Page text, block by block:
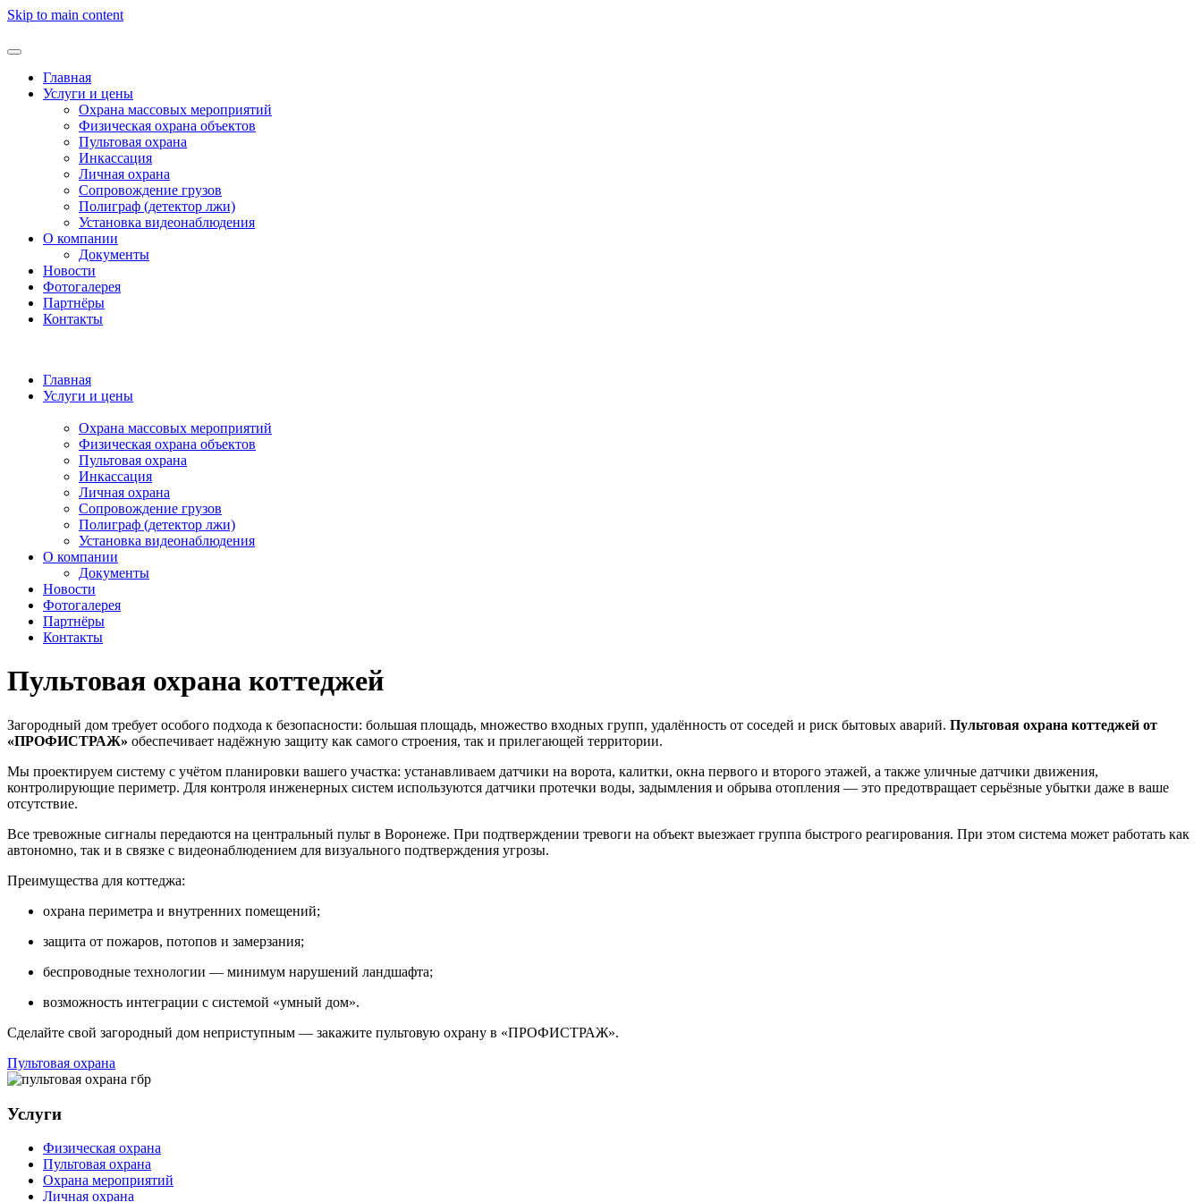
Skip to main content
Главная
Услуги и цены
Охрана массовых мероприятий
Физическая охрана объектов
Пультовая охрана
Инкассация
Личная охрана
Сопровождение грузов
Полиграф (детектор лжи)
Установка видеонаблюдения
О компании
Документы
Новости
Фотогалерея
Партнёры
Контакты
Главная
Услуги и цены
Охрана массовых мероприятий
Физическая охрана объектов
Пультовая охрана
Инкассация
Личная охрана
Сопровождение грузов
Полиграф (детектор лжи)
Установка видеонаблюдения
О компании
Документы
Новости
Фотогалерея
Партнёры
Контакты
Пультовая охрана коттеджей
Загородный дом требует особого подхода к безопасности: большая площадь, множество входных групп, удалённость от соседей и риск бытовых аварий. Пультовая охрана коттеджей от
«ПРОФИСТРАЖ» обеспечивает надёжную защиту как самого строения, так и прилегающей территории.
Мы проектируем систему с учётом планировки вашего участка: устанавливаем датчики на ворота, калитки, окна первого и второго этажей, а также уличные датчики движения,
контролирующие периметр. Для контроля инженерных систем используются датчики протечки воды, задымления и обрыва отопления — это предотвращает серьёзные убытки даже в ваше
отсутствие.
Все тревожные сигналы передаются на центральный пульт в Воронеже. При подтверждении тревоги на объект выезжает группа быстрого реагирования. При этом система может работать как
автономно, так и в связке с видеонаблюдением для визуального подтверждения угрозы.
Преимущества для коттеджа:
охрана периметра и внутренних помещений;
защита от пожаров, потопов и замерзания;
беспроводные технологии — минимум нарушений ландшафта;
возможность интеграции с системой «умный дом».
Сделайте свой загородный дом неприступным — закажите пультовую охрану в «ПРОФИСТРАЖ».
Пультовая охрана
Услуги
Физическая охрана
Пультовая охрана
Охрана мероприятий
Личная охрана